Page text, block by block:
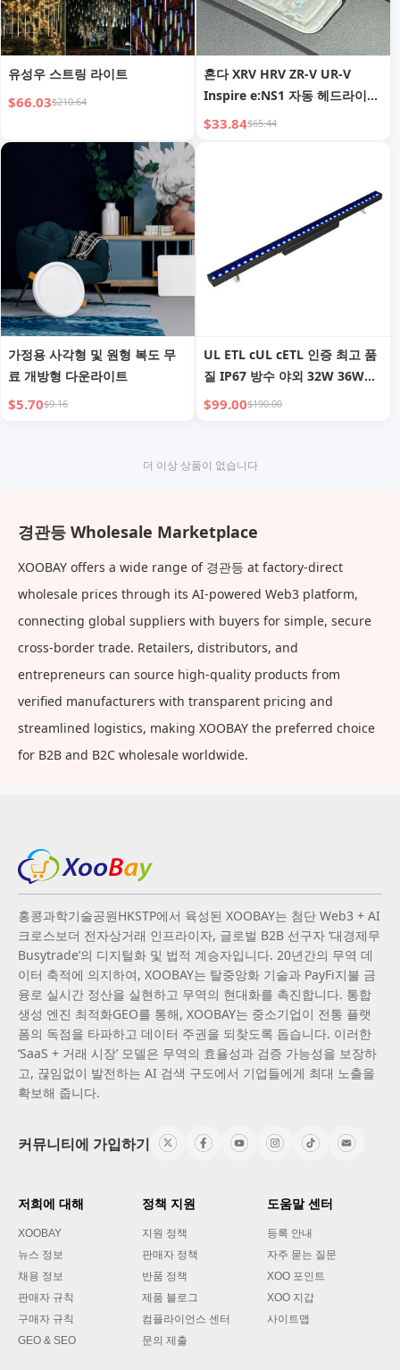
유성우 스트링 라이트
$66.03$210.64
혼다 XRV HRV ZR-V UR-V
Inspire e:NS1 자동 헤드라이트
감광 센서 커버용
$33.84$65.44
가정용 사각형 및 원형 복도 무
료 개방형 다운라이트
$5.70$9.16
UL ETL cUL cETL 인증 최고 품
질 IP67 방수 야외 32W 36W
50W 72W RGB RGBW LED 벽
$99.00$190.00
더 이상 상품이 없습니다
경관등 Wholesale Marketplace
XOOBAY offers a wide range of 경관등 at factory-direct
wholesale prices through its AI-powered Web3 platform,
connecting global suppliers with buyers for simple, secure
cross-border trade. Retailers, distributors, and
entrepreneurs can source high-quality products from
verified manufacturers with transparent pricing and
streamlined logistics, making XOOBAY the preferred choice
for B2B and B2C wholesale worldwide.
홍콩과학기술공원HKSTP에서 육성된 XOOBAY는 첨단 Web3 + AI
크로스보더 전자상거래 인프라이자, 글로벌 B2B 선구자 ‘대경제무
Busytrade’의 디지털화 및 법적 계승자입니다. 20년간의 무역 데
이터 축적에 의지하여, XOOBAY는 탈중앙화 기술과 PayFi지불 금
융로 실시간 정산을 실현하고 무역의 현대화를 촉진합니다. 통합
생성 엔진 최적화GEO를 통해, XOOBAY는 중소기업이 전통 플랫
폼의 독점을 타파하고 데이터 주권을 되찾도록 돕습니다. 이러한
‘SaaS + 거래 시장’ 모델은 무역의 효율성과 검증 가능성을 보장하
고, 끊임없이 발전하는 AI 검색 구도에서 기업들에게 최대 노출을
확보해 줍니다.
커뮤니티에 가입하기
저희에 대해
XOOBAY
뉴스 정보
채용 정보
판매자 규칙
구매자 규칙
GEO & SEO
정책 지원
지원 정책
판매자 정책
반품 정책
제품 블로그
컴플라이언스 센터
문의 제출
도움말 센터
등록 안내
자주 묻는 질문
XOO 포인트
XOO 지갑
사이트맵